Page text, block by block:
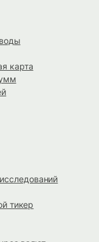
карта
тикер